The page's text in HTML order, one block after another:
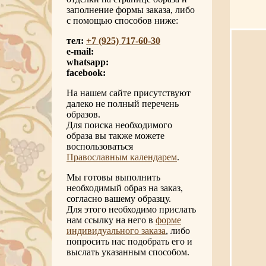
заполнение формы заказа, либо
с помощью способов ниже:
тел: +7 (925) 717-60-30
e-mail:
whatsapp:
facebook:
На нашем сайте присутствуют
далеко не полный перечень
образов.
Для поиска необходимого
образа вы также можете
воспользоваться
Православным календарем.
Мы готовы выполнить
необходимый образ на заказ,
согласно вашему образцу.
Для этого необходимо прислать
нам ссылку на него в форме
индивидуального заказа, либо
попросить нас подобрать его и
выслать указанным способом.